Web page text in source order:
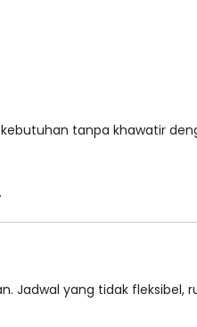
tanpa khawatir
Jadwal yang tidak fleksibel,